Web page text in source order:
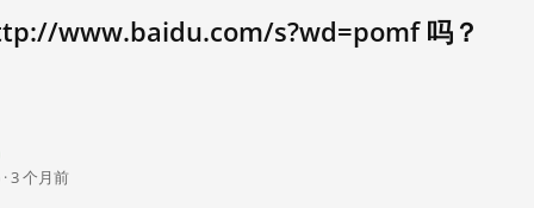
www.baidu.com/s?wd=pomf 吗？
3 个月前